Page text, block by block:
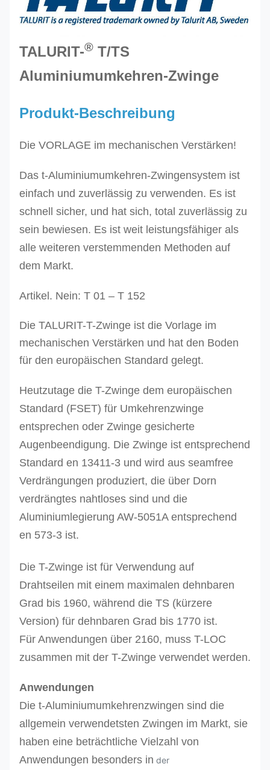
TALURIT-® T/TS
Aluminiumumkehren-Zwinge
Produkt-Beschreibung
Die VORLAGE im mechanischen Verstärken!
Das t-Aluminiumumkehren-Zwingensystem ist
einfach und zuverlässig zu verwenden. Es ist
schnell sicher, und hat sich, total zuverlässig zu
sein bewiesen. Es ist weit leistungsfähiger als
alle weiteren verstemmenden Methoden auf
dem Markt.
Artikel. Nein: T 01 – T 152
Die TALURIT-T-Zwinge ist die Vorlage im
mechanischen Verstärken und hat den Boden
für den europäischen Standard gelegt.
Heutzutage die T-Zwinge dem europäischen
Standard (FSET) für Umkehrenzwinge
entsprechen oder Zwinge gesicherte
Augenbeendigung. Die Zwinge ist entsprechend
Standard en 13411-3 und wird aus seamfree
Verdrängungen produziert, die über Dorn
verdrängtes nahtloses sind und die
Aluminiumlegierung AW-5051A entsprechend
en 573-3 ist.
Die T-Zwinge ist für Verwendung auf
Drahtseilen mit einem maximalen dehnbaren
Grad bis 1960, während die TS (kürzere
Version) für dehnbaren Grad bis 1770 ist.
Für Anwendungen über 2160, muss T-LOC
zusammen mit der T-Zwinge verwendet werden.
Anwendungen
Die t-Aluminiumumkehrenzwingen sind die
allgemein verwendetsten Zwingen im Markt, sie
haben eine beträchtliche Vielzahl von
Anwendungen besonders in der